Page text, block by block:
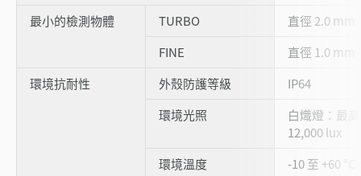
最小的檢測物體
TURBO
直徑 2.0 mm
FINE
直徑 1.0 mm
環境抗耐性
外殼防護等級
IP64
環境光照
白熾燈：最
12,000 lux
環境溫度
-10 至 +60